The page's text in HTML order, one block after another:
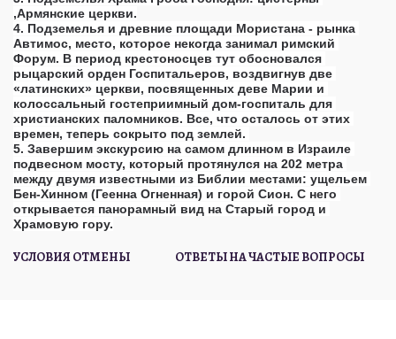
,Армянские церкви.
4. Подземелья и древние площади Мористана - рынка
Автимос, место, которое некогда занимал римский
Форум. В период крестоносцев тут обосновался
рыцарский орден Госпитальеров, воздвигнув две
«латинских» церкви, посвященных деве Марии и
колоссальный гостеприимный дом-госпиталь для
христианских паломников. Все, что осталось от этих
времен, теперь сокрыто под землей.
5. Завершим экскурсию на самом длинном в Израиле
подвесном мосту, который протянулся на 202 метра
между двумя известными из Библии местами: ущельем
Бен-Хинном (Геенна Огненная) и горой Сион. С него
открывается панорамный вид на Старый город и
Храмовую гору.
УСЛОВИЯ ОТМЕНЫ ОТВЕТЫ НА ЧАСТЫЕ ВОПРОСЫ